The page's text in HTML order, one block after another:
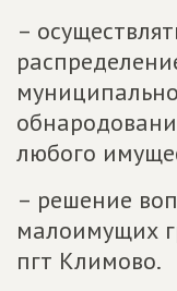
–
любого
– решение
малоимущих
пгт Климово.